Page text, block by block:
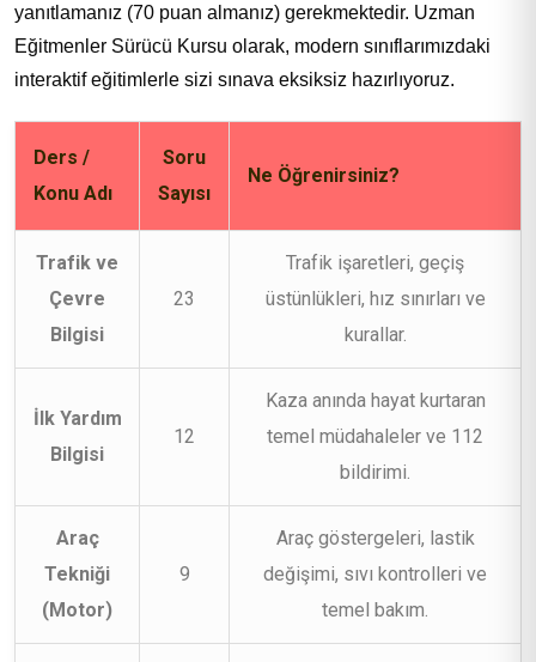
yanıtlamanız (70 puan almanız) gerekmektedir. Uzman
Eğitmenler Sürücü Kursu olarak, modern sınıflarımızdaki
interaktif eğitimlerle sizi sınava eksiksiz hazırlıyoruz.
Ders /
Konu Adı
Soru
Sayısı
Ne Öğrenirsiniz?
Trafik ve
Çevre
Bilgisi
23
Trafik işaretleri, geçiş
üstünlükleri, hız sınırları ve
kurallar.
İlk Yardım
Bilgisi
12
Kaza anında hayat kurtaran
temel müdahaleler ve 112
bildirimi.
Araç
Tekniği
(Motor)
9
Araç göstergeleri, lastik
değişimi, sıvı kontrolleri ve
temel bakım.